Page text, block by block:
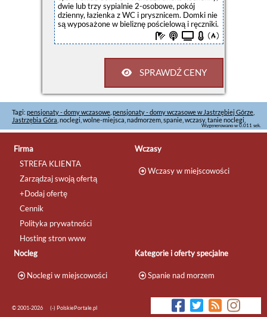
dwie lub trzy sypialnie 2-osobowe, pokój
dzienny, łazienka z WC i prysznicem. Domki nie
są wyposażone w bieliznę pościelową i ręczniki.
SPRAWDŹ CENY
Tagi: pensjonaty - domy wczasowe pensjonaty - domy wczasowe w Jastrzębiej Górze
Jastrzębia Góra , noclegi, wolne-miejsca, nadmorzem, spanie, wczasy, tanie noclegi,
Wygenerowano w 0.011 sek.
Firma
STREFA KLIENTA
Zarządzaj swoją ofertą
+Dodaj ofertę
Cennik
Polityka prywatności
Hosting stron www
Wczasy
Wczasy w miejscowości
Nocleg
Noclegi w miejscowości
Kategorie i oferty specjalne
Spanie nad morzem
© 2001-2026 (-) PolskiePortale.pl